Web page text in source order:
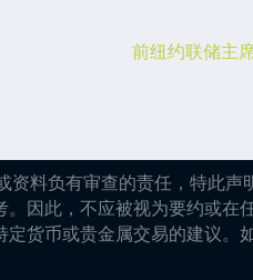
前纽约联储主
料负有审查的责任，特此声
因此，不应被视为要约或在
货币或贵金属交易的建议。